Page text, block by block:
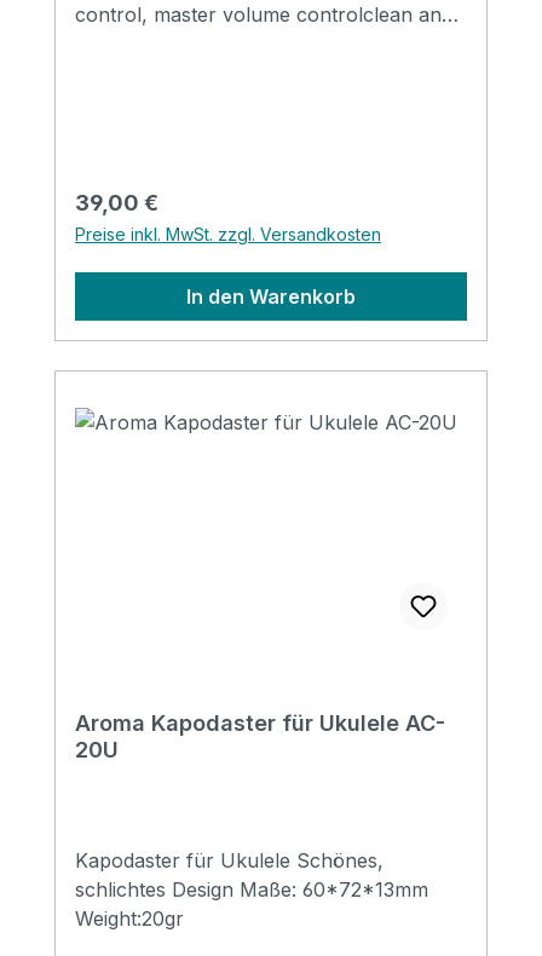
control, master volume controlclean and
Regulärer Preis:
39,00 €
Preise inkl. MwSt. zzgl. Versandkosten
In den Warenkorb
Aroma Kapodaster für Ukulele AC-
20U
Kapodaster für Ukulele Schönes,
schlichtes Design Maße: 60*72*13mm
Weight:20gr